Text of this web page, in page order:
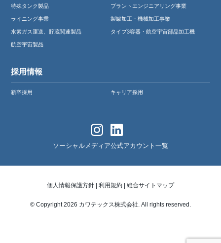
特殊タンク製品 プラントエンジニアリング事業
ライニング事業 製罐加工・機械加工事業
水素ガス運送、貯蔵関連製品 タイプ3容器・航空宇宙部品加工機
航空宇宙製品
採用情報
新卒採用 キャリア採用
ソーシャルメディア公式アカウント一覧
個人情報保護方針 | 利用規約 | 総合サイトマップ
© Copyright 2026 カワテックス株式会社. All rights reserved.